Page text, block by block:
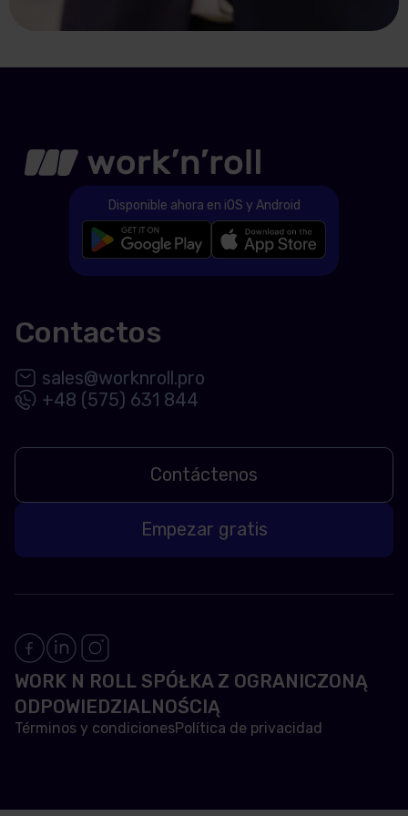
Disponible ahora en iOS y Android
Contáctenos
Empezar gratis
Contactos
sales@worknroll.pro
+48 (575) 631 844
WORK N ROLL SPÓŁKA Z OGRANICZONĄ
ODPOWIEDZIALNOŚCIĄ
Términos y condicionesPolítica de privacidad